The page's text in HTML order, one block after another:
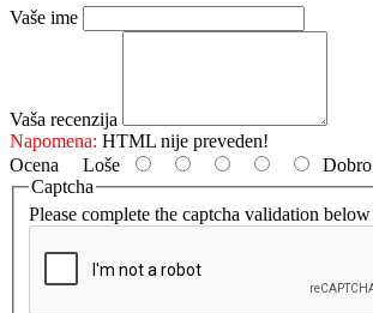
Vaše ime
Vaša recenzija
Napomena: HTML nije preveden!
Ocena Loše
Dobro
Captcha
Please complete the captcha validation below